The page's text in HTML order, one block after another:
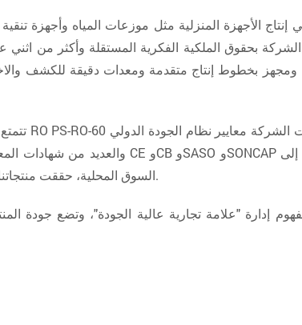
الشركة بحقوق الملكية الفكرية المستقلة وأكثر من
ومجهز بخطوط إنتاج متقدمة ومعدات دقيقة للكشف
الشركة معايير نظام الجودة الدولي
السوق المحلية، حققت منتجاتنا مبيعات جيدة في الأسواق الخارجية: أمريكا الجنوبية، أفريقيا، جنوب شرق آسيا، أوروبا الشرقية، والشرق الأوسط.
إدارة "علامة تجارية عالية الجودة"، وتضع جودة